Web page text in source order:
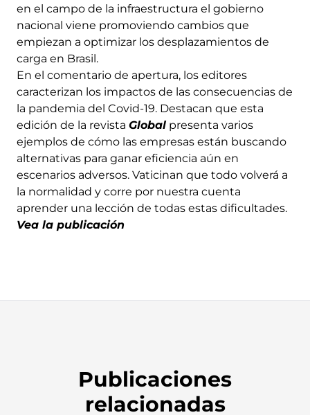
en el campo de la infraestructura el gobierno
nacional viene promoviendo cambios que
empiezan a optimizar los desplazamientos de
carga en Brasil.
En el comentario de apertura, los editores
caracterizan los impactos de las consecuencias de
la pandemia del Covid-19. Destacan que esta
edición de la revista Global presenta varios
ejemplos de cómo las empresas están buscando
alternativas para ganar eficiencia aún en
escenarios adversos. Vaticinan que todo volverá a
la normalidad y corre por nuestra cuenta
aprender una lección de todas estas dificultades.
Vea la publicación
Publicaciones
relacionadas